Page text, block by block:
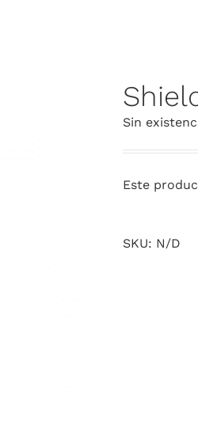
Sin
Este
SKU: N/D